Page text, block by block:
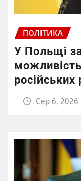
ПОЛІТИКА
У Польщі
Сер 6, 2026